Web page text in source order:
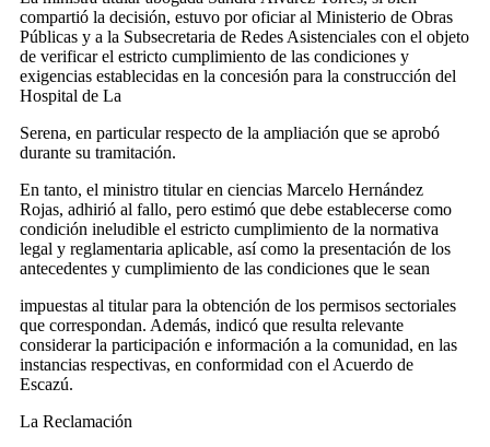
compartió la decisión, estuvo por oficiar al Ministerio de Obras
Públicas y a la Subsecretaria de Redes Asistenciales con el objeto
de verificar el estricto cumplimiento de las condiciones y
exigencias establecidas en la concesión para la construcción del
Hospital de La
Serena, en particular respecto de la ampliación que se aprobó
durante su tramitación.
En tanto, el ministro titular en ciencias Marcelo Hernández
Rojas, adhirió al fallo, pero estimó que debe establecerse como
condición ineludible el estricto cumplimiento de la normativa
legal y reglamentaria aplicable, así como la presentación de los
antecedentes y cumplimiento de las condiciones que le sean
impuestas al titular para la obtención de los permisos sectoriales
que correspondan. Además, indicó que resulta relevante
considerar la participación e información a la comunidad, en las
instancias respectivas, en conformidad con el Acuerdo de
Escazú.
La Reclamación